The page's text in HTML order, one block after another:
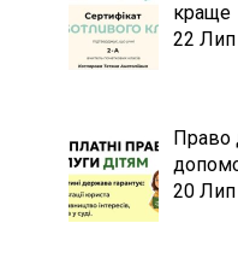
краще
22
Право
20